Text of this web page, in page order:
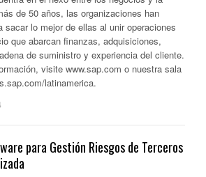
de 50 años, las organizaciones han
sacar lo mejor de ellas al unir operaciones
que abarcan finanzas, adquisiciones,
de suministro y experiencia del cliente.
visite www.sap.com o nuestra sala
latinamerica.
para Gestión Riesgos de Terceros